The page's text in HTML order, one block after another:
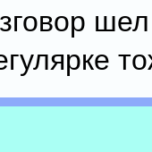
шел